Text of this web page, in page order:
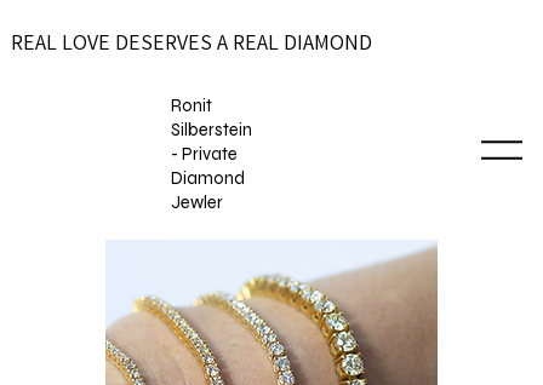
REAL LOVE DESERVES A REAL DIAMOND
Ronit
Silberstein
- Private
Diamond
Jewler